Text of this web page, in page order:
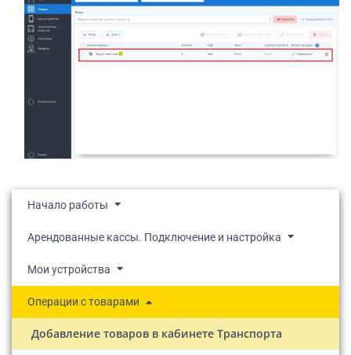
Начало работы
Арендованные кассы. Подключение и настройка
Мои устройства
Операции с товарами
Добавление товаров в кабинете Транспорта